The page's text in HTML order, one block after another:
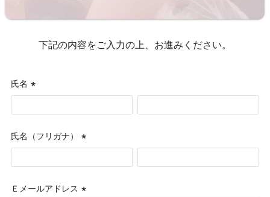
下記の内容をご入力の上、お進みください。
氏名
(必
須)
氏名（フリガナ）
(必
須)
Ｅメールアドレス